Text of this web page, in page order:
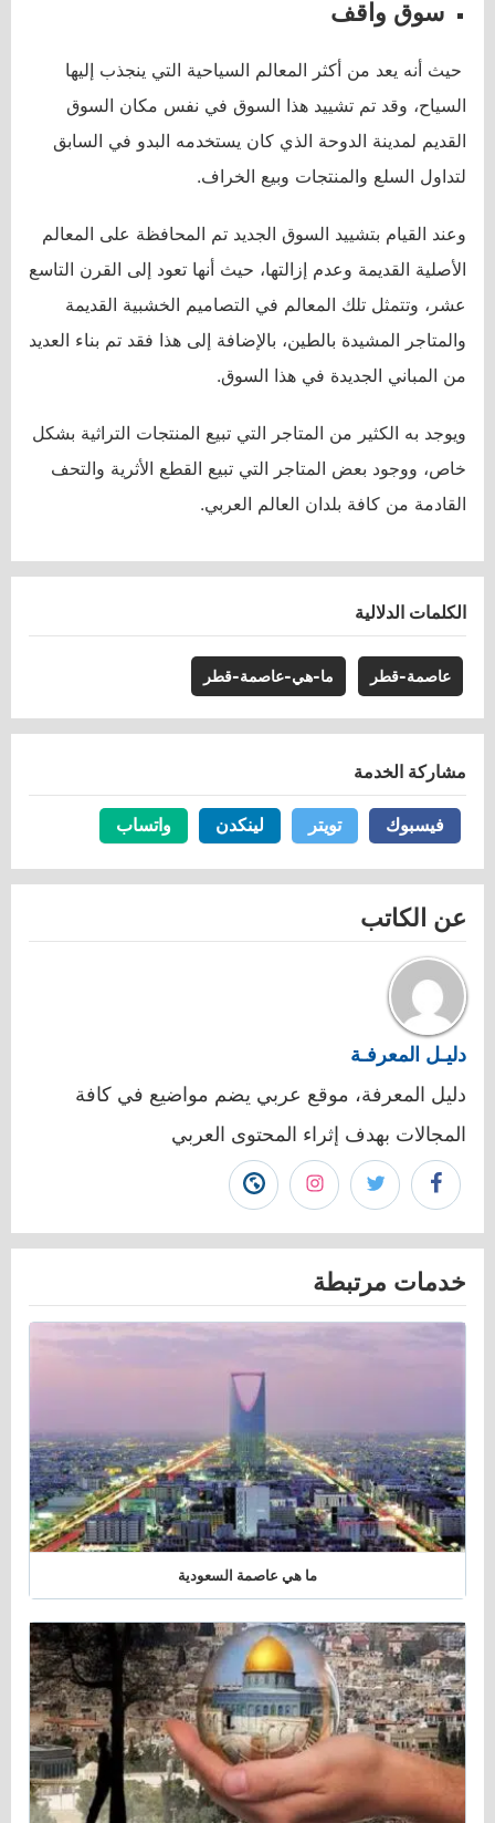
سوق واقف
حيث أنه يعد من أكثر المعالم السياحية التي ينجذب إليها
السياح، وقد تم تشييد هذا السوق في نفس مكان السوق
القديم لمدينة الدوحة الذي كان يستخدمه البدو في السابق
لتداول السلع والمنتجات وبيع الخراف.
وعند القيام بتشييد السوق الجديد تم المحافظة على المعالم
الأصلية القديمة وعدم إزالتها، حيث أنها تعود إلى القرن التاسع
عشر، وتتمثل تلك المعالم في التصاميم الخشبية القديمة
والمتاجر المشيدة بالطين، بالإضافة إلى هذا فقد تم بناء العديد
من المباني الجديدة في هذا السوق.
ويوجد به الكثير من المتاجر التي تبيع المنتجات التراثية بشكل
خاص، ووجود بعض المتاجر التي تبيع القطع الأثرية والتحف
القادمة من كافة بلدان العالم العربي.
الكلمات الدلالية
عاصمة-قطر ما-هي-عاصمة-قطر
مشاركة الخدمة
فيسبوك فيسبوكتويتر لينكدن لينكدنواتساب
عن الكاتب
دليـل المعرفـة
دليل المعرفة، موقع عربي يضم مواضيع في كافة
المجالات بهدف إثراء المحتوى العربي
تابع
دليـل
المعرفـة
تابع
دليـل
المعرفـة
تابع
دليـل
انستجرام"
زيارة
موقع
المعرفـة"
خدمات مرتبطة
ما هي عاصمة السعودية